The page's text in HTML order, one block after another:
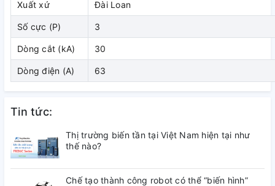
3. Kích thước
( đang cập nhật)
Xuất xứ Đài Loan
Số cực (P) 3
Dòng cắt (kA) 30
Dòng điện (A) 63
Tin tức:
Thị trường biến tần tại Việt Nam hiện tại như
thế nào?
Chế tạo thành công robot có thể “biến hình”